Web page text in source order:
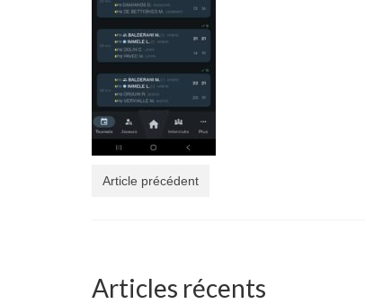
Article précédent
Articles récents